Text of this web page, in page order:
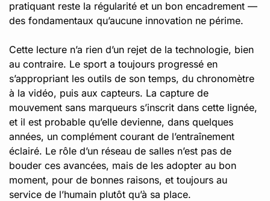
pratiquant reste la régularité et un bon encadrement —
des fondamentaux qu’aucune innovation ne périme.
Cette lecture n’a rien d’un rejet de la technologie, bien
au contraire. Le sport a toujours progressé en
s’appropriant les outils de son temps, du chronomètre
à la vidéo, puis aux capteurs. La capture de
mouvement sans marqueurs s’inscrit dans cette lignée,
et il est probable qu’elle devienne, dans quelques
années, un complément courant de l’entraînement
éclairé. Le rôle d’un réseau de salles n’est pas de
bouder ces avancées, mais de les adopter au bon
moment, pour de bonnes raisons, et toujours au
service de l’humain plutôt qu’à sa place.